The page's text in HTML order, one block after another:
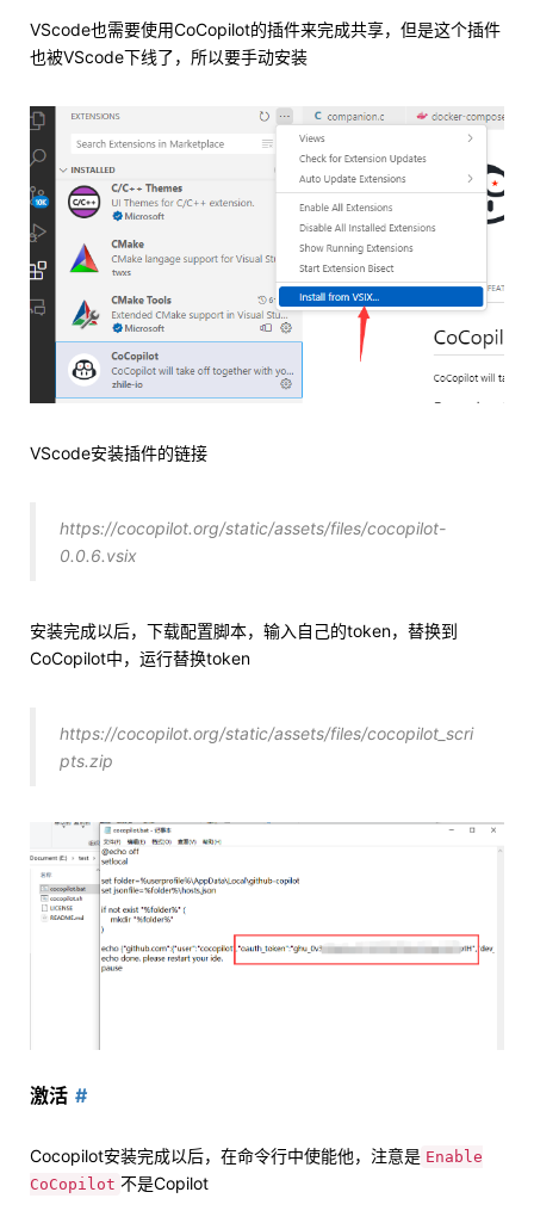
VScode也需要使用CoCopilot的插件来完成共享，但是这个插件
也被VScode下线了，所以要手动安装
VScode安装插件的链接
https://cocopilot.org/static/assets/files/cocopilot-
0.0.6.vsix
安装完成以后，下载配置脚本，输入自己的token，替换到
CoCopilot中，运行替换token
https://cocopilot.org/static/assets/files/cocopilot_scri
pts.zip
激活
Cocopilot安装完成以后，在命令行中使能他，注意是 Enable
CoCopilot 不是Copilot